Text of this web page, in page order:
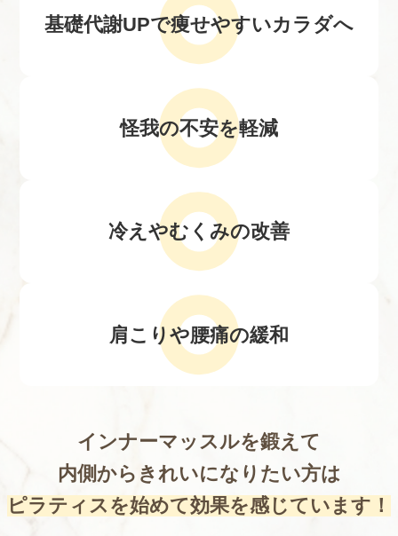
基礎代謝UPで痩せやすいカラダへ
怪我の不安を軽減
冷えやむくみの改善
肩こりや腰痛の緩和
インナーマッスルを鍛えて
内側からきれいになりたい方は
ピラティスを始めて効果を感じています！